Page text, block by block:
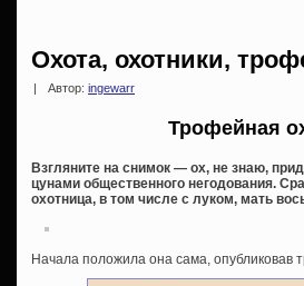
Охота, охотники,
Автор: ingewarr
Трофейная
Взгляните на снимок — ох, не знаю,
цунами общественного негодования.
охотница, в том числе с луком, мать
Начала положила она сама, опубликовав